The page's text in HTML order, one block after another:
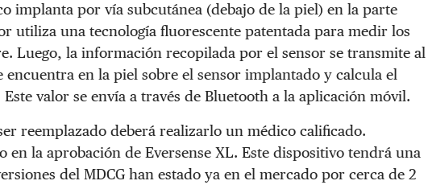
implanta por vía subcutánea (debajo de la piel) en la parte
utiliza una tecnología fluorescente patentada para medir los
Luego, la información recopilada por el sensor se transmite al
en la piel sobre el sensor implantado y calcula el
valor se envía a través de Bluetooth a la aplicación móvil.
reemplazado deberá realizarlo un médico calificado.
en la aprobación de Eversense XL. Este dispositivo tendrá una
del MDCG han estado ya en el mercado por cerca de 2